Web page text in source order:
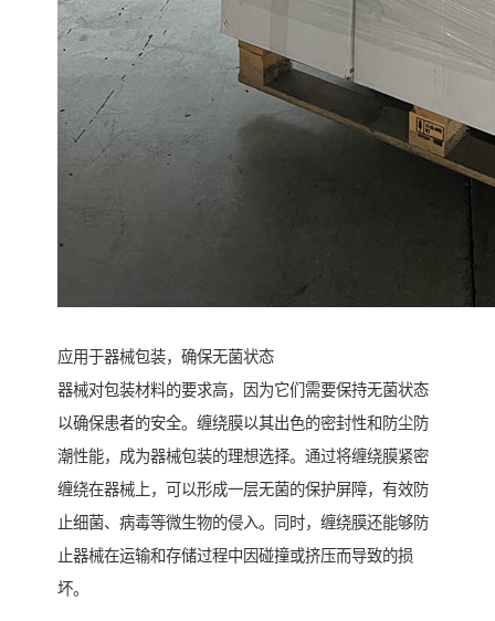
应用于器械包装，确保无菌状态
器械对包装材料的要求高，因为它们需要保持无菌状态
以确保患者的安全。缠绕膜以其出色的密封性和防尘防
潮性能，成为器械包装的理想选择。通过将缠绕膜紧密
缠绕在器械上，可以形成一层无菌的保护屏障，有效防
止细菌、病毒等微生物的侵入。同时，缠绕膜还能够防
止器械在运输和存储过程中因碰撞或挤压而导致的损
坏。